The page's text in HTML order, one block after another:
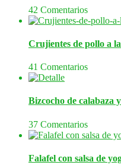
42 Comentarios
Crujientes de pollo a
41 Comentarios
Bizcocho de calabaza
37 Comentarios
Falafel con salsa de